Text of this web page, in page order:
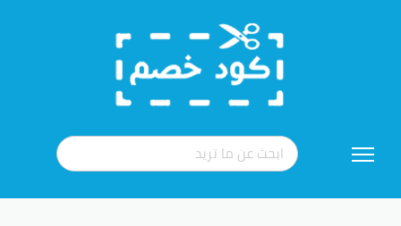
إلى